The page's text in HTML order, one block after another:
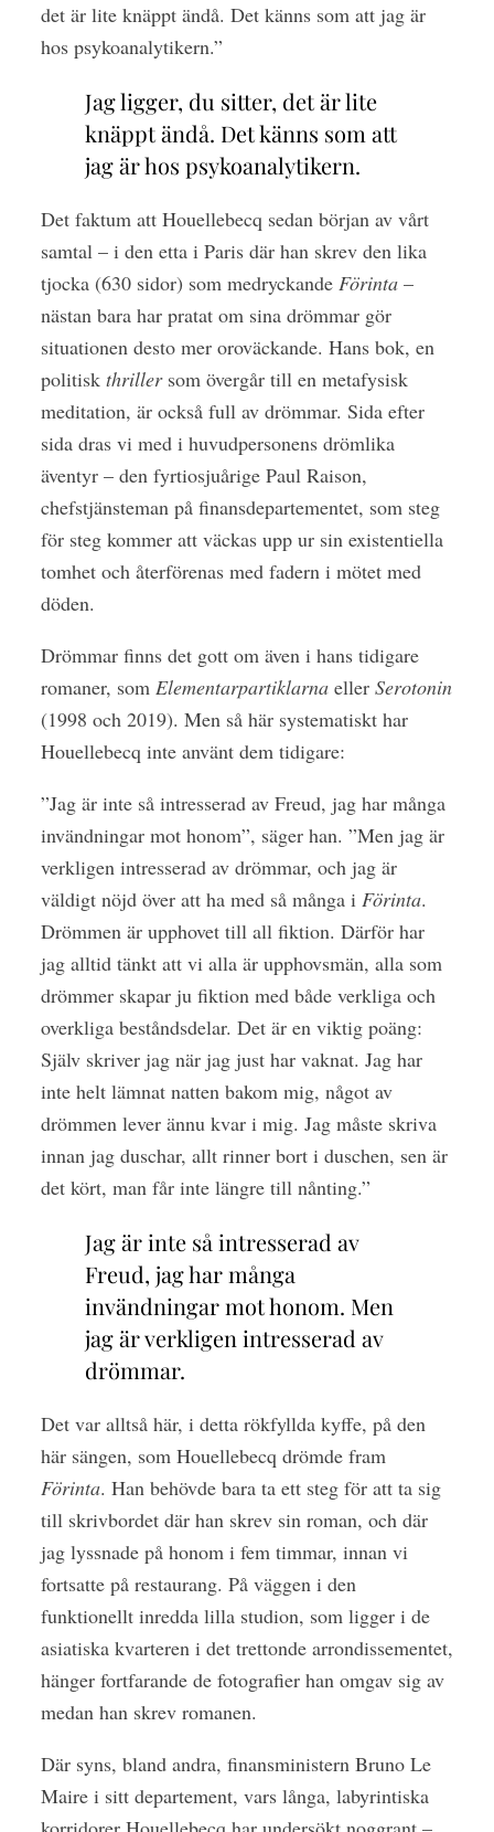
det är lite knäppt ändå. Det känns som att jag är
hos psykoanalytikern.”
Jag ligger, du sitter, det är lite
knäppt ändå. Det känns som att
jag är hos psykoanalytikern.
Det faktum att Houellebecq sedan början av vårt
samtal – i den etta i Paris där han skrev den lika
tjocka (630 sidor) som medryckande Förinta–
nästan bara har pratat om sina drömmar gör
situationen desto mer oroväckande. Hans bok, en
politisk thrillersom övergår till en metafysisk
meditation, är också full av drömmar. Sida efter
sida dras vi med i huvudpersonens drömlika
äventyr – den fyrtiosjuårige Paul Raison,
chefstjänsteman på finansdepartementet, som steg
för steg kommer att väckas upp ur sin existentiella
tomhet och återförenas med fadern i mötet med
döden.
Drömmar finns det gott om även i hans tidigare
romaner, som Elementarpartiklarnaeller Serotonin
(1998 och 2019). Men så här systematiskt har
Houellebecq inte använt dem tidigare:
”Jag är inte så intresserad av Freud, jag har många
invändningar mot honom”, säger han. ”Men jag är
verkligen intresserad av drömmar, och jag är
väldigt nöjd över att ha med så många i Förinta.
Drömmen är upphovet till all fiktion. Därför har
jag alltid tänkt att vi alla är upphovsmän, alla som
drömmer skapar ju fiktion med både verkliga och
overkliga beståndsdelar. Det är en viktig poäng:
Själv skriver jag när jag just har vaknat. Jag har
inte helt lämnat natten bakom mig, något av
drömmen lever ännu kvar i mig. Jag måste skriva
innan jag duschar, allt rinner bort i duschen, sen är
det kört, man får inte längre till nånting.”
Jag är inte så intresserad av
Freud, jag har många
invändningar mot honom. Men
jag är verkligen intresserad av
drömmar.
Det var alltså här, i detta rökfyllda kyffe, på den
här sängen, som Houellebecq drömde fram
Förinta. Han behövde bara ta ett steg för att ta sig
till skrivbordet där han skrev sin roman, och där
jag lyssnade på honom i fem timmar, innan vi
fortsatte på restaurang. På väggen i den
funktionellt inredda lilla studion, som ligger i de
asiatiska kvarteren i det trettonde arrondissementet,
hänger fortfarande de fotografier han omgav sig av
medan han skrev romanen.
Där syns, bland andra, finansministern Bruno Le
Maire i sitt departement, vars långa, labyrintiska